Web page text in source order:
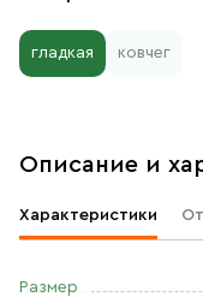
гладкая ковчег
Описание и
Характеристики
Размер